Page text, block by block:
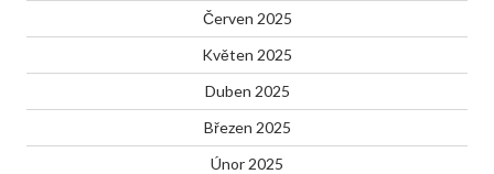
Červen 2025
Květen 2025
Duben 2025
Březen 2025
Únor 2025